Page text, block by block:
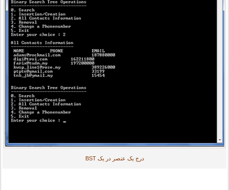
درج یک عنصر در یک BST